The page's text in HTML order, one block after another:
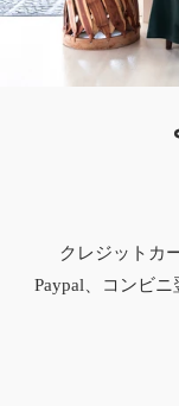
クレジットカ
Paypal、コンビ